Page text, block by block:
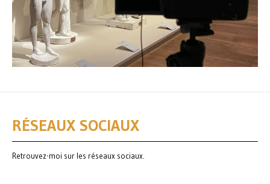
RÉSEAUX SOCIAUX
Retrouvez-moi sur les réseaux sociaux.